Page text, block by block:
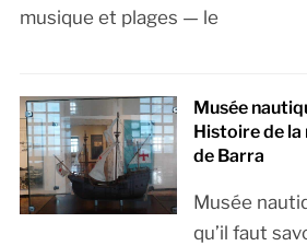
musique et plages — le
Musée
Histoire de la
de Barra
Musée
qu’il faut